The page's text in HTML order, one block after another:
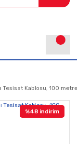
Tesisat Kablosu, 100 metre
%48 indirim